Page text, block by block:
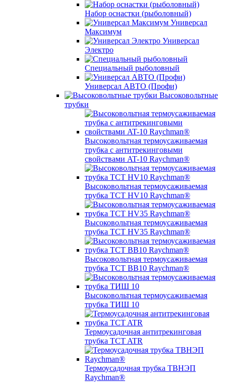
Набор оснастки (рыболовный)
Универсал
Максимум
Универсал
Электро
Специальный рыболовный
Универсал АВТО (Профи)
Высоковольтные
трубки
Высоковольтная термоусаживаемая
трубка с антитрекинговыми
свойствами AT-10 Raychman®
Высоковольтная термоусаживаемая
трубка TCT HV10 Raychman®
Высоковольтная термоусаживаемая
трубка TCT HV35 Raychman®
Высоковольтная термоусаживаемая
трубка TCT BB10 Raychman®
Высоковольтная термоусаживаемая
трубка ТИШ 10
Термоусадочная антитрекинговая
трубка TCT ATR
Термоусадочная трубка ТВНЭП
Raychman®